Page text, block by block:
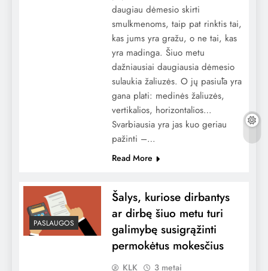
daugiau dėmesio skirti
smulkmenoms, taip pat rinktis tai,
kas jums yra gražu, o ne tai, kas
yra madinga. Šiuo metu
dažniausiai daugiausia dėmesio
sulaukia žaliuzės. O jų pasiūla yra
gana plati: medinės žaliuzės,
vertikalios, horizontalios…
Svarbiausia yra jas kuo geriau
pažinti –…
Read More
PASLAUGOS
Šalys, kuriose dirbantys
ar dirbę šiuo metu turi
galimybę susigrąžinti
permokėtus mokesčius
KLK
3 metai